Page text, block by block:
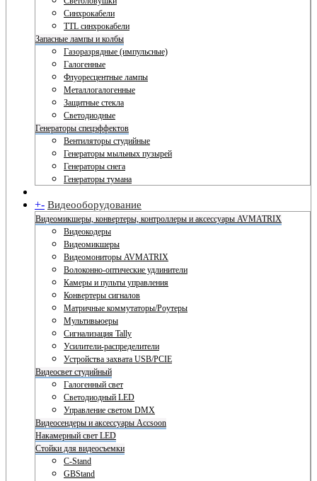
Синхрокабели
TTL синхрокабели
Запасные лампы и колбы
Газоразрядные (импульсные)
Галогенные
Флуоресцентные лампы
Металлогалогенные
Защитные стекла
Светодиодные
Генераторы спецэффектов
Вентиляторы студийные
Генераторы мыльных пузырей
Генераторы снега
Генераторы тумана
+- Видеооборудование
Видеомикшеры, конвертеры, контроллеры и аксессуары AVMATRIX
Видеокодеры
Видеомикшеры
Видеомониторы AVMATRIX
Волоконно-оптические удлинители
Камеры и пульты управления
Конвертеры сигналов
Матричные коммутаторы/Роутеры
Мультивьюеры
Сигнализация Tally
Усилители-распределители
Устройства захвата USB/PCIE
Видеосвет студийный
Галогенный свет
Светодиодный LED
Управление светом DMX
Видеосендеры и аксессуары Accsoon
Накамерный свет LED
Стойки для видеосъемки
C-Stand
GBStand